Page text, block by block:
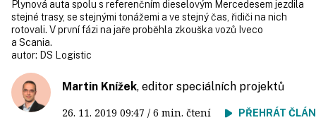
Plynová auta spolu s referenčním dieselovým Mercedesem jezdila
stejné trasy, se stejnými tonážemi a ve stejný čas, řidiči na nich
rotovali. V první fázi na jaře proběhla zkouška vozů Iveco
a Scania.
autor: DS Logistic
Martin Knížek, editor speciálních projektů
26. 11. 2019 09:47 / 6 min. čtení PŘEHRÁT